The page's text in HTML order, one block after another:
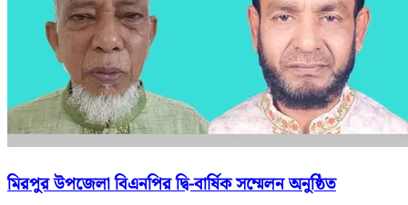
মিরপুর উপজেলা বিএনপির দ্বি-বার্ষিক সম্মেলন অনুষ্ঠিত